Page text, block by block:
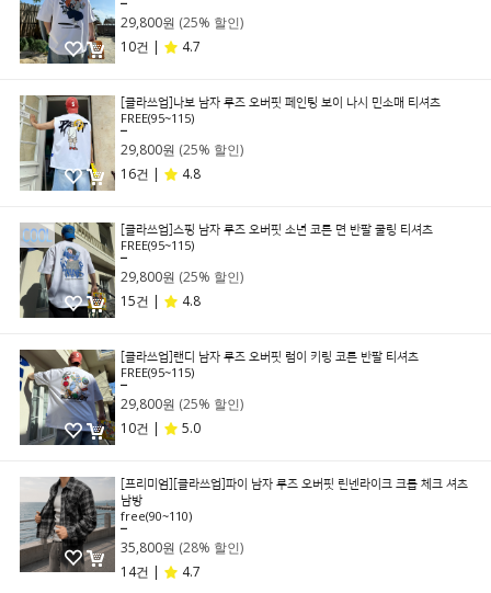
29,800원 (25% 할인)
10건 |
4.7
[클라쓰업]나보 남자 루즈 오버핏 페인팅 보이 나시 민소매 티셔츠
FREE(95~115)
29,800원 (25% 할인)
16건 |
4.8
[클라쓰업]스핑 남자 루즈 오버핏 소년 코튼 면 반팔 쿨링 티셔츠
FREE(95~115)
29,800원 (25% 할인)
15건 |
4.8
[클라쓰업]랜디 남자 루즈 오버핏 럼이 키링 코튼 반팔 티셔츠
FREE(95~115)
29,800원 (25% 할인)
10건 |
5.0
[프리미엄][클라쓰업]파이 남자 루즈 오버핏 린넨라이크 크롭 체크 셔츠
남방
free(90~110)
35,800원 (28% 할인)
14건 |
4.7